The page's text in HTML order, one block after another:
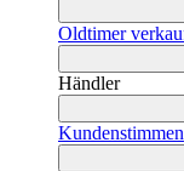
Oldtimer
Händler
Kundenstimmen